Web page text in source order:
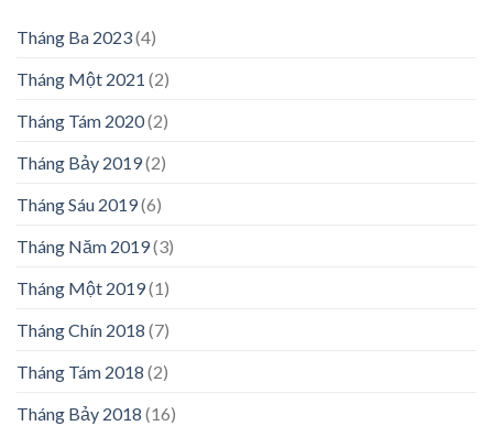
Tháng Ba 2023(4)
Tháng Một 2021 (2)
Tháng Tám 2020(2)
Tháng Bảy 2019(2)
Tháng Sáu 2019(6)
Tháng Năm 2019(3)
Tháng Một 2019(1)
Tháng Chín 2018 (7)
Tháng Tám 2018 (2)
Tháng Bảy 2018 (16)